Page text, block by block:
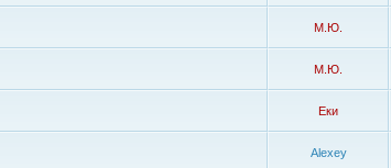
М.Ю.
М.Ю.
Еки
Alexey